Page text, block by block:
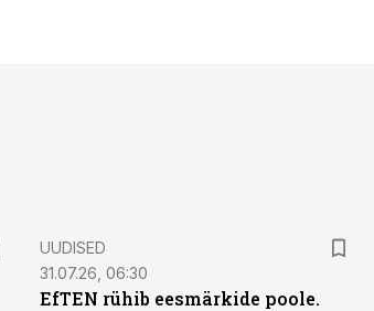
UUDISED
31.07.26, 06:30
EfTEN rühib eesmärkide poole.